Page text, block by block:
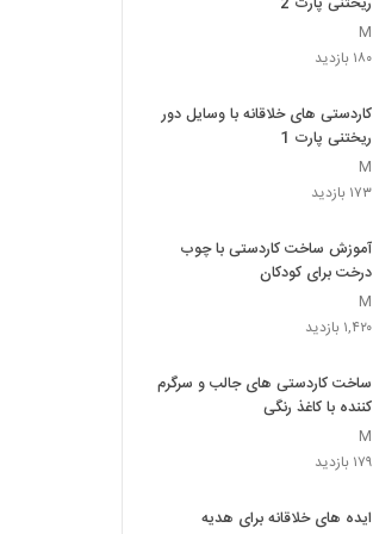
M
۱۸۰ بازدید
کاردستی های خلاقانه با وسایل دور
ریختنی پارت 1
M
۱۷۳ بازدید
آموزش ساخت کاردستی با چوب
درخت برای کودکان
M
۱,۴۲۰ بازدید
ساخت کاردستی های جالب و سرگرم
کننده با کاغذ رنگی
M
۱۷۹ بازدید
ایده های خلاقانه برای هدیه